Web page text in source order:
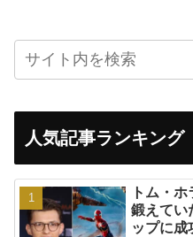
人気記事ランキング
トム・
鍛えてい
ップに成